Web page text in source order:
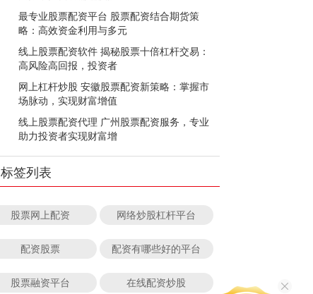
最专业股票配资平台 股票配资结合期货策
略：高效资金利用与多元
线上股票配资软件 揭秘股票十倍杠杆交易：
高风险高回报，投资者
网上杠杆炒股 安徽股票配资新策略：掌握市
场脉动，实现财富增值
线上股票配资代理 广州股票配资服务，专业
助力投资者实现财富增
标签列表
股票网上配资 网络炒股杠杆平台
配资股票 配资有哪些好的平台
股票融资平台 在线配资炒股